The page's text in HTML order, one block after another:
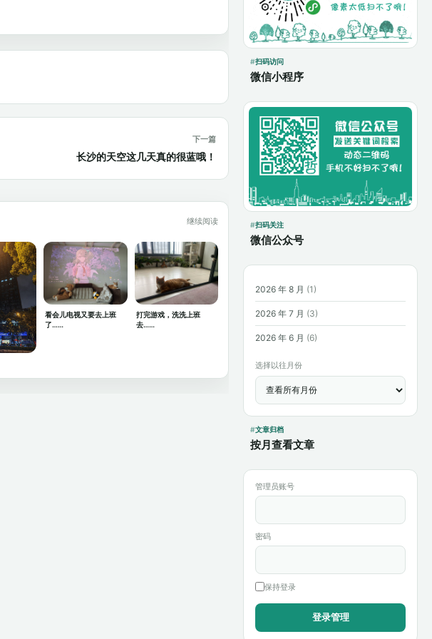
扫码访问
微信小程序
扫码关注
微信公众号
2026 年 8 月 (1)
2026 年 7 月 (3)
2026 年 6 月 (6)
选择以往月份
文章归档
按月查看文章
管理员账号
密码
保持登录
下一篇
长沙的天空这几天真的很蓝哦！
继续阅读
看会儿电视又要去上班
了……
打完游戏，洗洗上班
去……